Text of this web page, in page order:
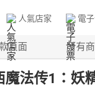
人氣店家 電
頁面 所有
魔法传1：妖